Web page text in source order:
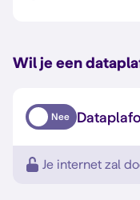
Wil je een
Nee
Je internet zal